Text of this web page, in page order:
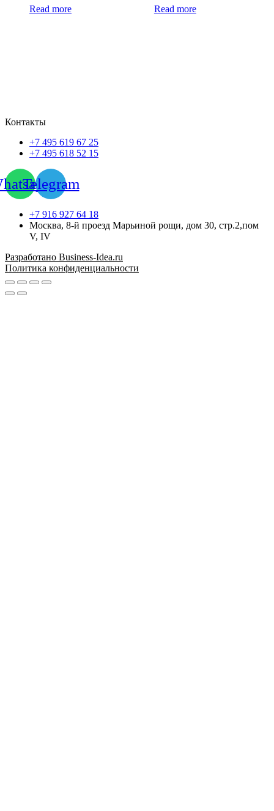
Read more Read more
Контакты
+7 495 619 67 25
+7 495 618 52 15
Telegram
+7 916 927 64 18
Москва, 8-й проезд Марьиной рощи, дом 30, стр.2,пом
V, IV
Разработано Business-Idea.ru
Политика конфиденциальности